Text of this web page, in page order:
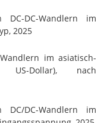
DC-Wandlern im
2025
im asiatisch-
US-Dollar), nach
DC-Wandlern im